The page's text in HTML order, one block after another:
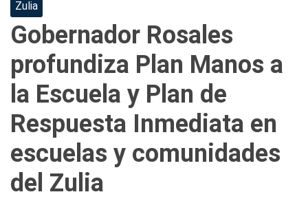
Zulia
Gobernador Rosales
profundiza Plan Manos a
la Escuela y Plan de
Respuesta Inmediata en
escuelas y comunidades
del Zulia